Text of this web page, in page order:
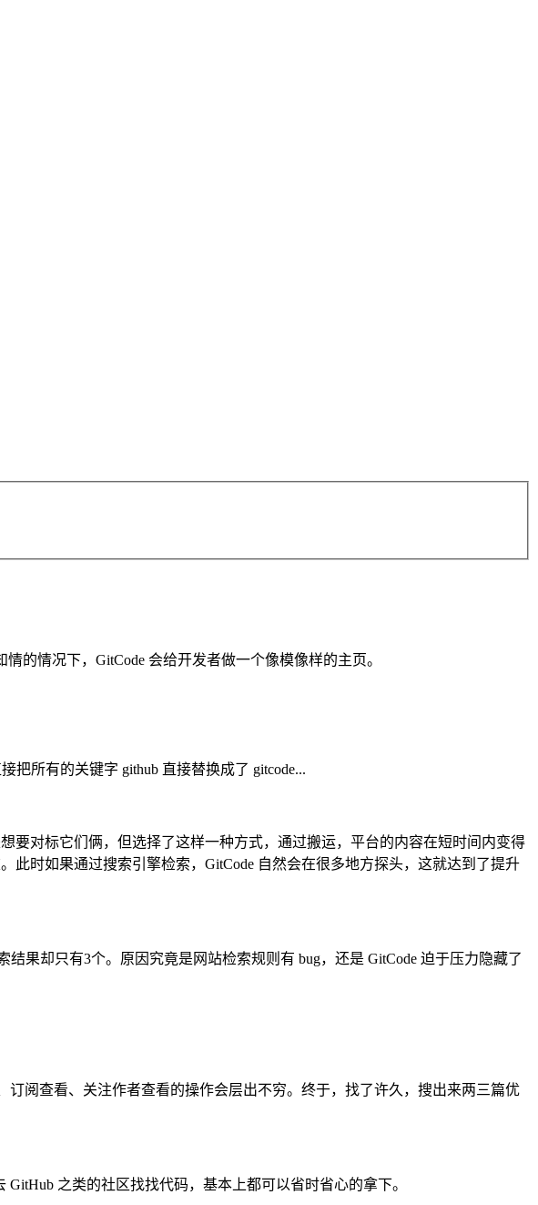
的情况下，GitCode 会给开发者做一个像模像样的主页。
把所有的关键字 github 直接替换成了 gitcode...
要对标它们俩，但选择了这样一种方式，通过搬运，平台的内容在短时间内变得
此时如果通过搜索引擎检索，GitCode 自然会在很多地方探头，这就达到了提升
果却只有3个。原因究竟是网站检索规则有 bug，还是 GitCode 迫于压力隐藏了
阅查看、关注作者查看的操作会层出不穷。终于，找了许久，搜出来两三篇优
之类的社区找找代码，基本上都可以省时省心的拿下。